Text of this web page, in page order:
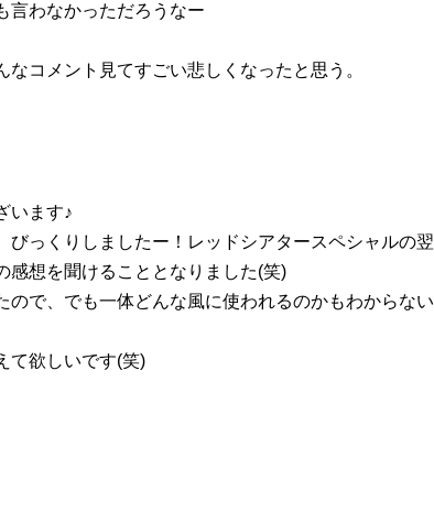
言わなかっただろうなー
コメント見てすごい悲しくなったと思う。
います♪
っくりしましたー！レッドシアタースペシャルの翌
感想を聞けることとなりました(笑)
で、でも一体どんな風に使われるのかもわからない
て欲しいです(笑)